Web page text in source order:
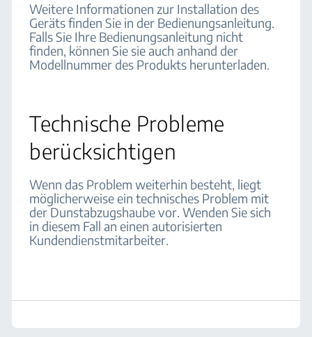
Weitere Informationen zur Installation des
Geräts finden Sie in der Bedienungsanleitung.
Falls Sie Ihre Bedienungsanleitung nicht
finden, können Sie sie auch anhand der
Modellnummer des Produkts herunterladen.
Technische Probleme
berücksichtigen
Wenn das Problem weiterhin besteht, liegt
möglicherweise ein technisches Problem mit
der Dunstabzugshaube vor. Wenden Sie sich
in diesem Fall an einen autorisierten
Kundendienstmitarbeiter.